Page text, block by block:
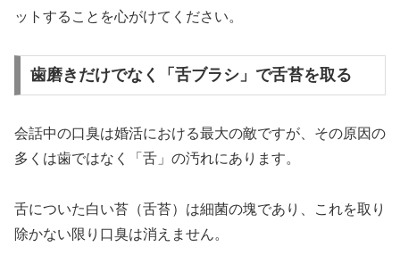
ットすることを心がけてください。
歯磨きだけでなく「舌ブラシ」で舌苔を取る
会話中の口臭は婚活における最大の敵ですが、その原因の
多くは歯ではなく「舌」の汚れにあります。
舌についた白い苔（舌苔）は細菌の塊であり、これを取り
除かない限り口臭は消えません。